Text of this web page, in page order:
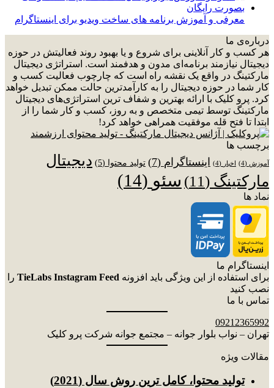
معرفی و آموزش برنامه های ساخت ویدیو برای اینستاگرام
درباره‌ی ما
هر کسب و کار آنلاینی برای شروع و یا بهبود روند فعالیتش در حوزه
دیجیتال نیازمند برنامه‌ای مدون و هدفمند است. استراتژی دیجیتال
مارکتینگ در واقع یک نقشه راه است که چارچوب فعالیت کسب و
کار شما در حوزه دیجیتال را به کارآمدترین حالت ممکن تبدیل خواهد
کرد. پرو کلیک با ارائه بهترین و شفاف ترین استراتژی‌های دیجیتال
مارکتینگ توسط تیمی متخصص و به روز، کسب و کار شما را از
ابتدا تا فتح قله موفقیت همراهی خواهد کرد!
برچسب ها
آموزش (4) اخبار (4) اینستاگرام (7) تولید محتوا (5)
دیجیتال
مارکتینگ (11) سئو (14)
نماد ها
اینستاگرام ما
برای استفاده از این ویژگی باید افزونه TieLabs Instagram Feed را
نصب کنید
تماس با ما
09212365992
تهران – نواب بلوار جوانه – مجتمع جوانه شرکت پرو کلیک
مقالات ویژه
توليد محتوا، کامل ترین روش سال (2021)